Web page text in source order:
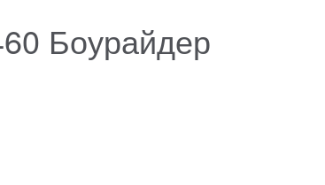
Боурайдер